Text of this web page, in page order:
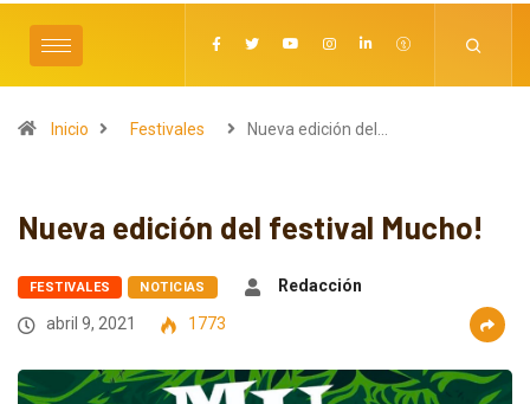
Inicio Festivales Nueva edición del…
Nueva edición del festival Mucho!
FESTIVALES NOTICIAS
Redacción
abril 9, 2021
1773